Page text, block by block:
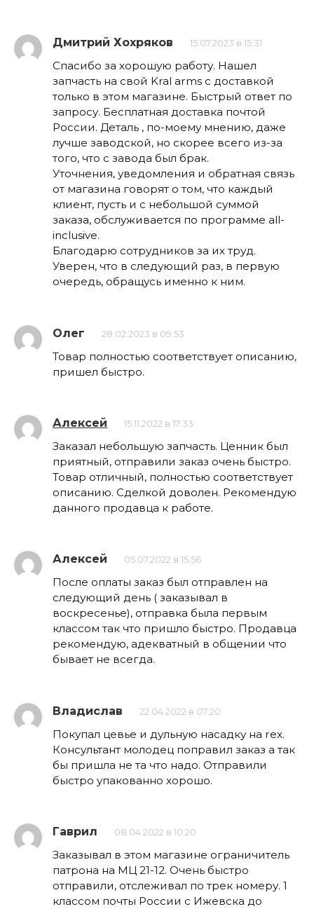
Дмитрий Хохряков 15.07.2023 в 15:31
Спасибо за хорошую работу. Нашел
запчасть на свой Kral arms с доставкой
только в этом магазине. Быстрый ответ по
запросу. Бесплатная доставка почтой
России. Деталь , по-моему мнению, даже
лучше заводской, но скорее всего из-за
того, что с завода был брак.
Уточнения, уведомления и обратная связь
от магазина говорят о том, что каждый
клиент, пусть и с небольшой суммой
заказа, обслуживается по программе all-
inclusive.
Благодарю сотрудников за их труд.
Уверен, что в следующий раз, в первую
очередь, обращусь именно к ним.
Олег 28.02.2023 в 09:53
Товар полностью соответствует описанию,
пришел быстро.
Алексей 15.11.2022 в 17:33
Заказал небольшую запчасть. Ценник был
приятный, отправили заказ очень быстро.
Товар отличный, полностью соответствует
описанию. Сделкой доволен. Рекомендую
данного продавца к работе.
Алексей 05.07.2022 в 15:56
После оплаты заказ был отправлен на
следующий день ( заказывал в
воскресенье), отправка была первым
классом так что пришло быстро. Продавца
рекомендую, адекватный в общении что
бывает не всегда.
Владислав 22.04.2022 в 07:20
Покупал цевье и дульную насадку на rex.
Консультант молодец поправил заказ а так
бы пришла не та что надо. Отправили
быстро упакованно хорошо.
Гаврил 08.04.2022 в 10:20
Заказывал в этом магазине ограничитель
патрона на МЦ 21-12. Очень быстро
отправили, отслеживал по трек номеру. 1
классом почты России с Ижевска до